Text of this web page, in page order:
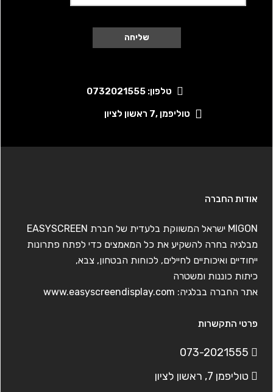
טלפון: 0732021555
טוליפמן ,7 ראשון לציון
אודות החברה
MIGON ישראל המשווקת בלעדית של חברת EASYSCREEN
מבלגיה בחרה להשקיע את כל המאמצים כדי לפתח פתרונות
ייחודיים ואיכותיים לחיילים, לכוחות הבטחון, צבא,
כיתות כוננות ומשטרה
אתר החברה בבלגיה: www.easyscreendisplay.com
פרטי התקשרות
073-2021555
טוליפמן 7, ראשון לציון